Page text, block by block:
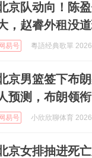
京队动向！陈
，赵睿外租没
网易号 粵語经典歌單
京男篮签下布
预测，布朗领衔
网易号 小欣欣聊体育
京女排抽进死